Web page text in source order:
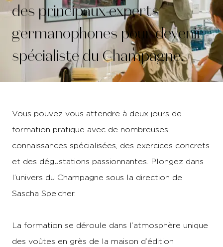
des principaux experts
germanophones pour devenir
spécialiste du Champagne.
Vous pouvez vous attendre à deux jours de
formation pratique avec de nombreuses
connaissances spécialisées, des exercices concrets
et des dégustations passionnantes. Plongez dans
l’univers du Champagne sous la direction de
Sascha Speicher.
La formation se déroule dans l’atmosphère unique
des voûtes en grès de la maison d’édition